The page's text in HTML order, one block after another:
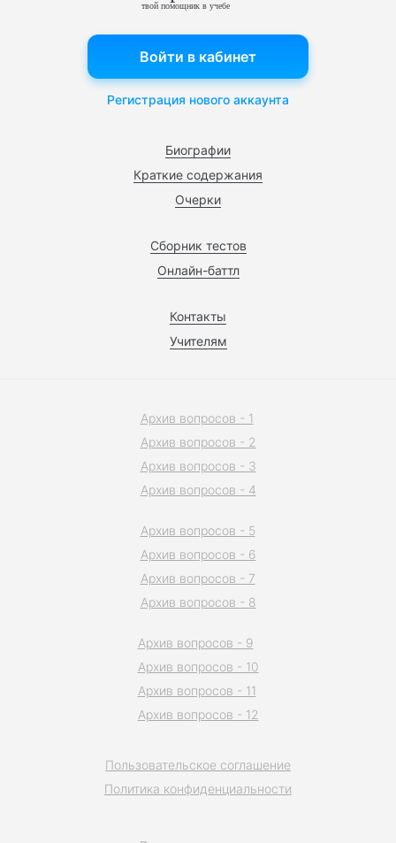
твой помощник в учебе
Биографии
Краткие содержания
Очерки
Сборник тестов
Онлайн-баттл
Контакты
Учителям
Войти в кабинет
Регистрация нового аккаунта
Пользовательское соглашение
Политика конфиденциальности
Архив вопросов - 1
Архив вопросов - 2
Архив вопросов - 3
Архив вопросов - 4
Архив вопросов - 5
Архив вопросов - 6
Архив вопросов - 7
Архив вопросов - 8
Архив вопросов - 9
Архив вопросов - 10
Архив вопросов - 11
Архив вопросов - 12